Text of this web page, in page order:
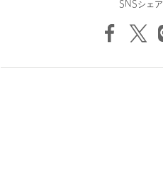
SNSシェア